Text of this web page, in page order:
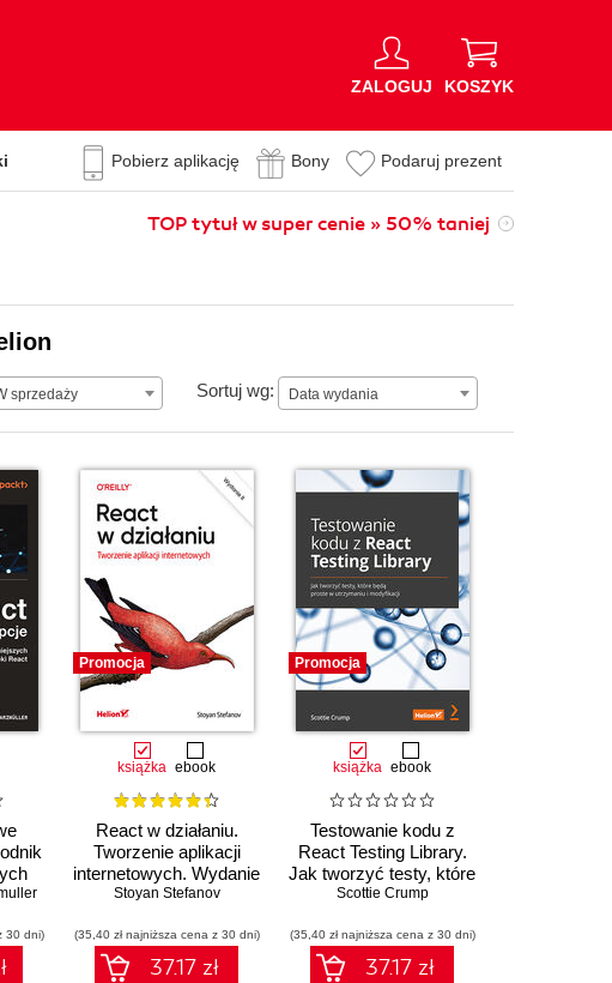
ZALOGUJ KOSZYK
Pobierz aplikację Bony Podaruj prezent
TOP tytuł w super cenie » 50% taniej
sprzedaży Sortuj wg: Data wydania
Data wydania
30 dni)
Promocja
książka ebook
React w działaniu.
Tworzenie aplikacji
internetowych. Wydanie
II
Stoyan Stefanov
(35,40 zł najniższa cena z 30 dni)
37.17 zł
Promocja
książka ebook
Testowanie kodu z
React Testing Library.
Jak tworzyć testy, które
będą proste w
modyfikacji
Scottie Crump
(35,40 zł najniższa cena z 30 dni)
37.17 zł